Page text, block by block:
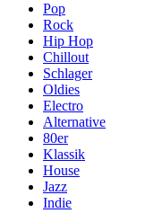
Pop
Rock
Hip Hop
Chillout
Schlager
Oldies
Electro
Alternative
80er
Klassik
House
Jazz
Indie